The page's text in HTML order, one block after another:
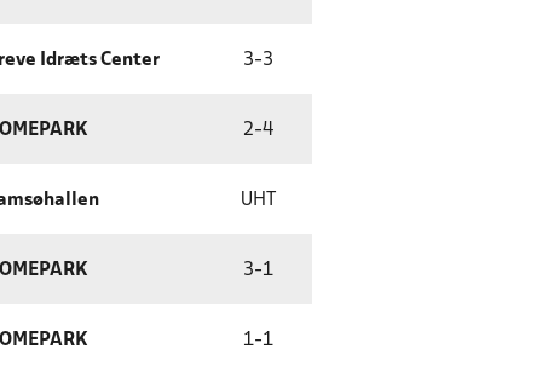
Idræts Center 3-3
2-4
UHT
3-1
1-1